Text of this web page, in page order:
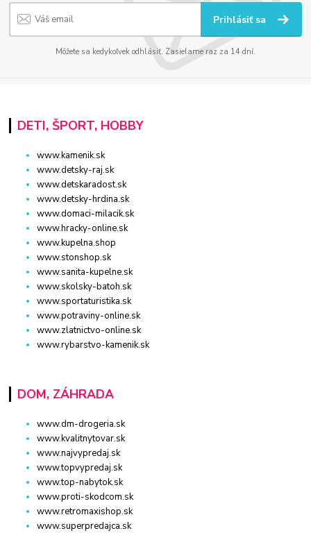
Prihlásiť sa
Môžete sa kedykoľvek odhlásiť. Zasielame raz za 14 dní.
DETI, ŠPORT, HOBBY
www.kamenik.sk
www.detsky-raj.sk
www.detskaradost.sk
www.detsky-hrdina.sk
www.domaci-milacik.sk
www.hracky-online.sk
www.kupelna.shop
www.stonshop.sk
www.sanita-kupelne.sk
www.skolsky-batoh.sk
www.sportaturistika.sk
www.potraviny-online.sk
www.zlatnictvo-online.sk
www.rybarstvo-kamenik.sk
DOM, ZÁHRADA
www.dm-drogeria.sk
www.kvalitnytovar.sk
www.najvypredaj.sk
www.topvypredaj.sk
www.top-nabytok.sk
www.proti-skodcom.sk
www.retromaxishop.sk
www.superpredajca.sk